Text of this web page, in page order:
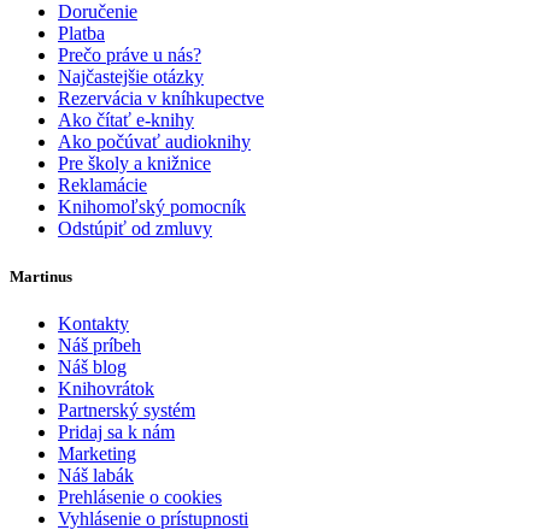
Doručenie
Platba
Prečo práve u nás?
Najčastejšie otázky
Rezervácia v kníhkupectve
Ako čítať e-knihy
Ako počúvať audioknihy
Pre školy a knižnice
Reklamácie
Knihomoľský pomocník
Odstúpiť od zmluvy
Martinus
Kontakty
Náš príbeh
Náš blog
Knihovrátok
Partnerský systém
Pridaj sa k nám
Marketing
Náš labák
Prehlásenie o cookies
Vyhlásenie o prístupnosti